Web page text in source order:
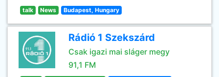
talk News Budapest, Hungary
Rádió 1 Szekszárd
Csak igazi mai sláger megy
91,1 FM